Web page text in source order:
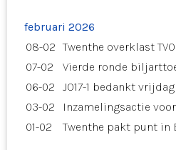
februari 2026
08-02 Twenthe overklast
07-02
Vierde ronde
06-02
JO17-1 bedankt
03-02
Inzamelingsactie
01-02
Twenthe pakt punt in